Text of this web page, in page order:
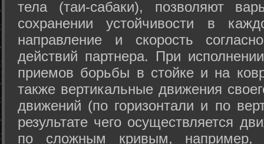
тела (таи-сабаки), позволяют
сохранении устойчивости в
направление и скорость
действий партнера. При
приемов борьбы в стойке и на
также вертикальные движения
движений (по горизонтали и по
результате чего осуществляется
по сложным кривым, например,